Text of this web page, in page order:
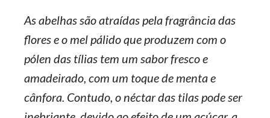
As abelhas são atraídas pela fragrância das
flores e o mel pálido que produzem com o
pólen das tílias tem um sabor fresco e
amadeirado, com um toque de menta e
cânfora. Contudo, o néctar das tilas pode ser